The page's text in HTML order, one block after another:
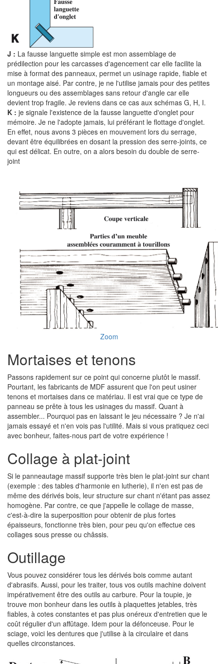
J : La fausse languette simple est mon assemblage de
prédilection pour les carcasses d'agencement car elle facilite la
mise à format des panneaux, permet un usinage rapide, fiable et
un montage aisé. Par contre, je ne l'utilise jamais pour des petites
longueurs ou des assemblages sans retour d'angle car elle
devient trop fragile. Je reviens dans ce cas aux schémas G, H, I.
K : je signale l'existence de la fausse languette d'onglet pour
mémoire. Je ne l'adopte jamais, lui préférant le flottage d'onglet.
En effet, nous avons 3 pièces en mouvement lors du serrage,
devant être équilibrées en dosant la pression des serre-joints, ce
qui est délicat. En outre, on a alors besoin du double de serre-
joint
Zoom
Mortaises et tenons
Passons rapidement sur ce point qui concerne plutôt le massif.
Pourtant, les fabricants de MDF assurent que l'on peut usiner
tenons et mortaises dans ce matériau. Il est vrai que ce type de
panneau se prête à tous les usinages du massif. Quant à
assembler... Pourquoi pas en laissant le jeu nécessaire ? Je n'ai
jamais essayé et n'en vois pas l'utilité. Mais si vous pratiquez ceci
avec bonheur, faites-nous part de votre expérience !
Collage à plat-joint
Si le panneautage massif supporte très bien le plat-joint sur chant
(exemple : des tables d'harmonie en lutherie), il n'en est pas de
même des dérivés bois, leur structure sur chant n'étant pas assez
homogène. Par contre, ce que j'appelle le collage de masse,
c'est-à-dire la superposition pour obtenir de plus fortes
épaisseurs, fonctionne très bien, pour peu qu'on effectue ces
collages sous presse ou châssis.
Outillage
Vous pouvez considérer tous les dérivés bois comme autant
d'abrasifs. Aussi, pour les traiter, tous vos outils machine doivent
impérativement être des outils au carbure. Pour la toupie, je
trouve mon bonheur dans les outils à plaquettes jetables, très
fiables, à cotes constantes et pas plus onéreux d'entretien que le
coût régulier d'un affûtage. Idem pour la défonceuse. Pour le
sciage, voici les dentures que j'utilise à la circulaire et dans
quelles circonstances.